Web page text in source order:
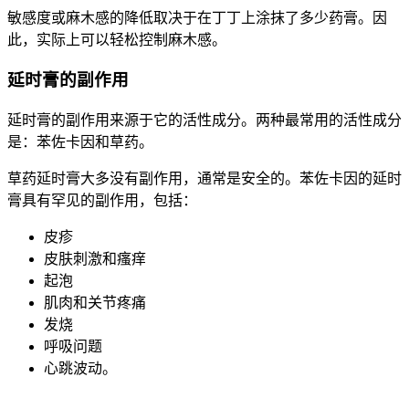
敏感度或麻木感的降低取决于在丁丁上涂抹了多少药膏。因
此，实际上可以轻松控制麻木感。
延时膏的副作用
延时膏的副作用来源于它的活性成分。两种最常用的活性成分
是：苯佐卡因和草药。
草药延时膏大多没有副作用，通常是安全的。苯佐卡因的延时
膏具有罕见的副作用，包括：
皮疹
皮肤刺激和瘙痒
起泡
肌肉和关节疼痛
发烧
呼吸问题
心跳波动。